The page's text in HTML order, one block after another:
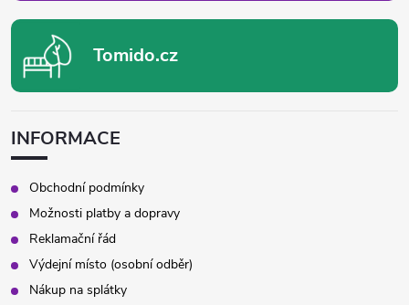
Tomido.cz
INFORMACE
Obchodní podmínky
Možnosti platby a dopravy
Reklamační řád
Výdejní místo (osobní odběr)
Nákup na splátky